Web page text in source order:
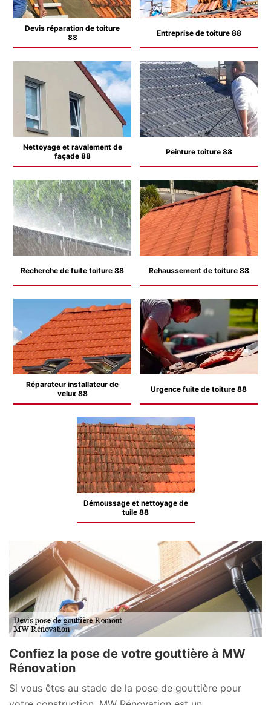
Devis réparation de toiture
88
Entreprise de toiture 88
Nettoyage et ravalement de
façade 88
Peinture toiture 88
Recherche de fuite toiture 88 Rehaussement de toiture 88
Réparateur installateur de
velux 88
Urgence fuite de toiture 88
Démoussage et nettoyage de
tuile 88
Confiez la pose de votre gouttière à MW
Rénovation
Si vous êtes au stade de la pose de gouttière pour